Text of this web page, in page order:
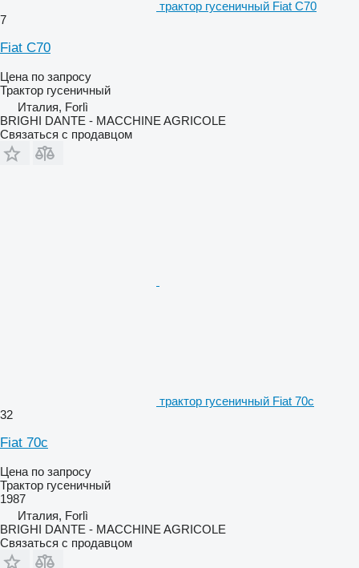
трактор гусеничный Fiat C70
7
Fiat C70
Цена по запросу
Трактор гусеничный
Италия, Forlì
BRIGHI DANTE - MACCHINE AGRICOLE
Связаться с продавцом
трактор гусеничный Fiat 70c
32
Fiat 70c
Цена по запросу
Трактор гусеничный
1987
Италия, Forlì
BRIGHI DANTE - MACCHINE AGRICOLE
Связаться с продавцом